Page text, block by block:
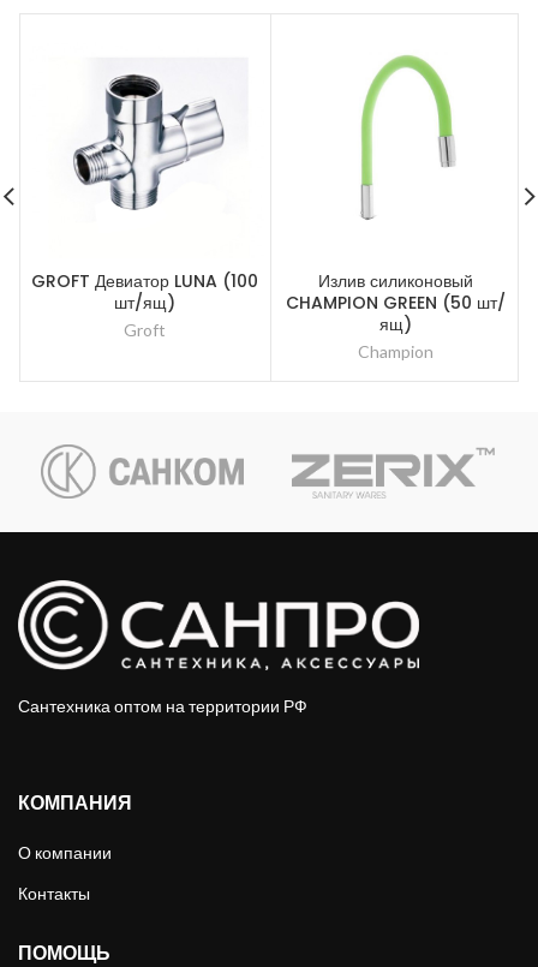
GROFT Девиатор LUNA (100
шт/ящ)
Groft
Излив силиконовый
CHAMPION GREEN (50 шт/
ящ)
Champion
Сантехника оптом на территории РФ
КОМПАНИЯ
О компании
Контакты
ПОМОЩЬ